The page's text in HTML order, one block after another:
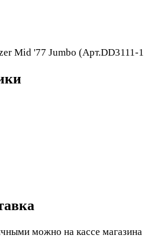
Mid '77 Jumbo (Арт.DD3111-
можно на кассе